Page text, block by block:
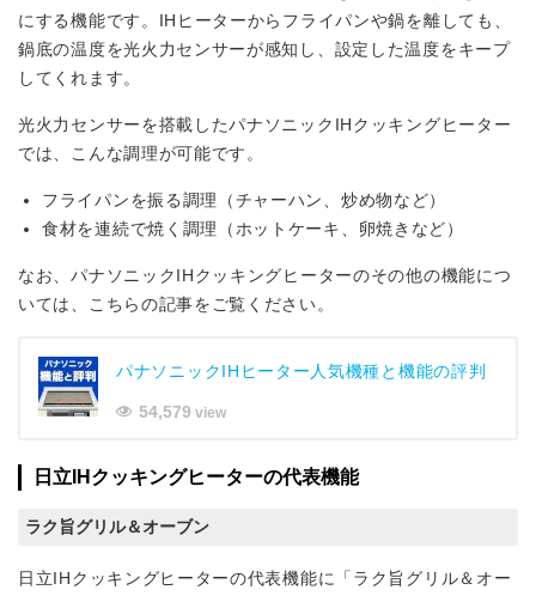
にする機能です。IHヒーターからフライパンや鍋を離しても、
鍋底の温度を光火力センサーが感知し、設定した温度をキープ
してくれます。
光火力センサーを搭載したパナソニックIHクッキングヒーター
では、こんな調理が可能です。
フライパンを振る調理（チャーハン、炒め物など）
食材を連続で焼く調理（ホットケーキ、卵焼きなど）
なお、パナソニックIHクッキングヒーターのその他の機能につ
いては、こちらの記事をご覧ください。
パナソニックIHヒーター人気機種と機能の評判
54,579 view
日立IHクッキングヒーターの代表機能
ラク旨グリル＆オーブン
日立IHクッキングヒーターの代表機能に「ラク旨グリル＆オー